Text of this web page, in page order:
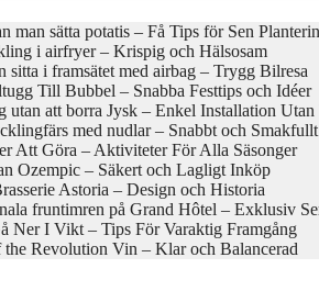
man sätta potatis – Få Tips för Sen
i airfryer – Krispig och Hälsosam
sitta i framsätet med airbag – Trygg Bilresa
Till Bubbel – Snabba Festtips och Idéer
utan att borra Jysk – Enkel Installation
med nudlar – Snabbt och Smakfullt
Att Göra – Aktiviteter För Alla Säsonger
Ozempic – Säkert och Lagligt Inköp
Astoria – Design och Historia
fruntimren på Grand Hôtel – Exklusiv
Ner I Vikt – Tips För Varaktig Framgång
Revolution Vin – Klar och Balancerad